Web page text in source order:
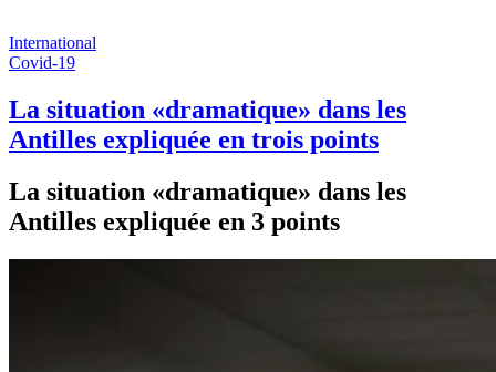
International
Covid-19
La situation «dramatique» dans les
Antilles expliquée en trois points
La situation «dramatique» dans les
Antilles expliquée en 3 points